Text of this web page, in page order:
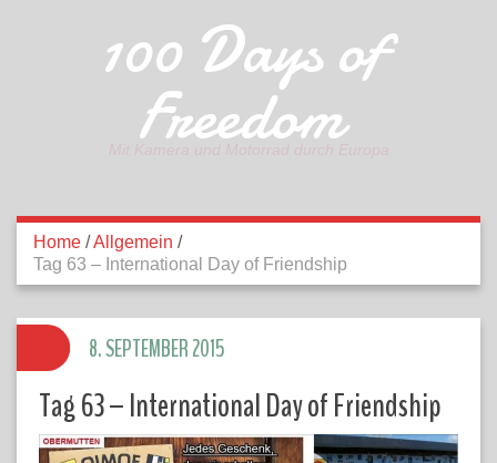
100 Days of
Freedom
Home /Allgemein /
Tag 63 – International Day of Friendship
Tag 63 – International Day of Friendship
8. SEPTEMBER 2015